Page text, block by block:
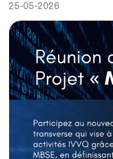
25-05-2026